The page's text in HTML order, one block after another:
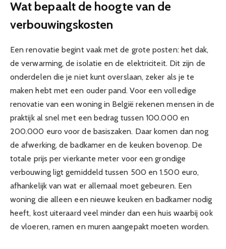
Wat bepaalt de hoogte van de
verbouwingskosten
Een renovatie begint vaak met de grote posten: het dak,
de verwarming, de isolatie en de elektriciteit. Dit zijn de
onderdelen die je niet kunt overslaan, zeker als je te
maken hebt met een ouder pand. Voor een volledige
renovatie van een woning in België rekenen mensen in de
praktijk al snel met een bedrag tussen 100.000 en
200.000 euro voor de basiszaken. Daar komen dan nog
de afwerking, de badkamer en de keuken bovenop. De
totale prijs per vierkante meter voor een grondige
verbouwing ligt gemiddeld tussen 500 en 1.500 euro,
afhankelijk van wat er allemaal moet gebeuren. Een
woning die alleen een nieuwe keuken en badkamer nodig
heeft, kost uiteraard veel minder dan een huis waarbij ook
de vloeren, ramen en muren aangepakt moeten worden.